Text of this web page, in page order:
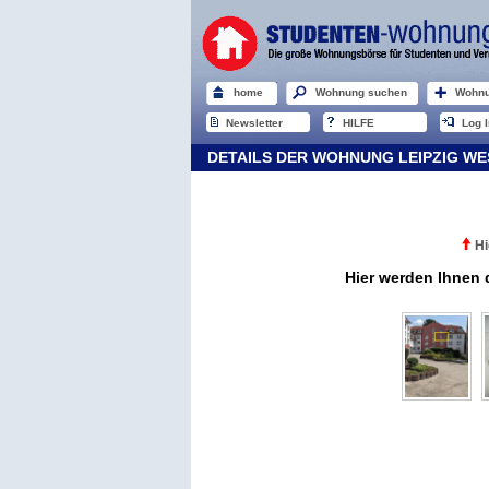
home Wohnung suchen
Newsletter HILFE Log
DETAILS DER WOHNUNG LEIPZIG
Hier werden Ihnen